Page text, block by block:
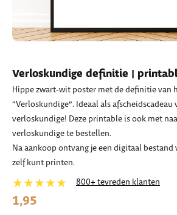
Verloskundige definitie |
Hippe zwart-wit poster met de definitie van
“Verloskundige”. Ideaal als
verloskundige! Deze printable is ook met
verloskundige te bestellen.
Na aankoop ontvang je een digitaal bestand
zelf kunt printen.
★★★★★ 800+ tevreden klanten
1,95